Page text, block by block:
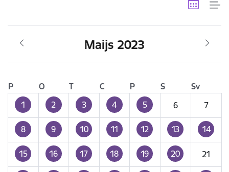
Maijs 2023
P O T C P S
Sv
1
2 3 4 5 6 7
8 9 10 11 12 13 14
15 16 17 18 19 20 21